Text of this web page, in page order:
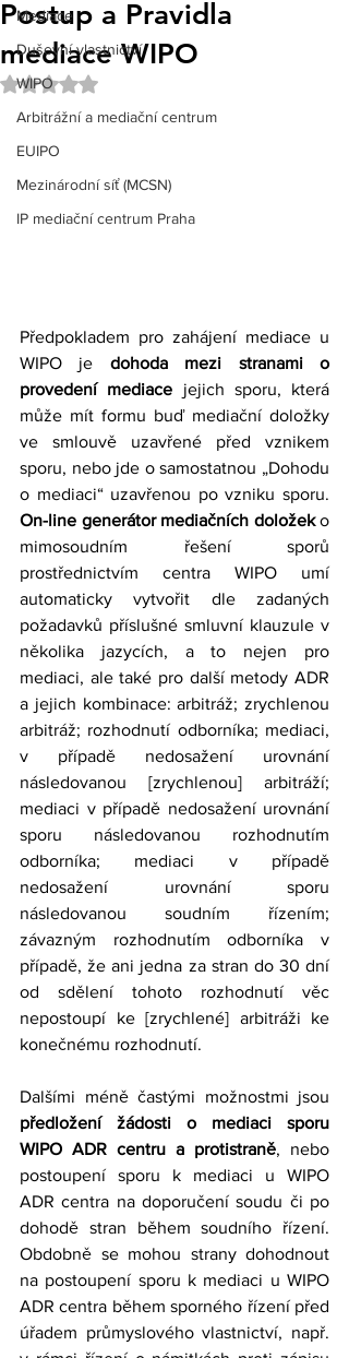
Mediace
Duševní vlastnictví
WIPO
Arbitrážní a mediační centrum
EUIPO
Mezinárodní síť (MCSN)
IP mediační centrum Praha
Postup a Pravidla
mediace WIPO
Hodnoceno NaN z 5 hvězdiček.
Předpokladem pro zahájení mediace u
WIPO je dohoda mezi stranami o
provedení mediace jejich sporu, která
může mít formu buď mediační doložky
ve smlouvě uzavřené před vznikem
sporu, nebo jde o samostatnou „Dohodu
On-line generátor mediačních doložek o
mimosoudním řešení sporů
prostřednictvím centra WIPO umí
automaticky vytvořit dle zadaných
požadavků příslušné smluvní klauzule v
několika jazycích, a to nejen pro
mediaci, ale také pro další metody ADR
a jejich kombinace: arbitráž; zrychlenou
arbitráž; rozhodnutí odborníka; mediaci,
v případě nedosažení urovnání
následovanou [zrychlenou] arbitráží;
mediaci v případě nedosažení urovnání
sporu následovanou rozhodnutím
odborníka; mediaci v případě
nedosažení urovnání sporu
následovanou soudním řízením;
závazným rozhodnutím odborníka v
případě, že ani jedna za stran do 30 dní
od sdělení tohoto rozhodnutí věc
nepostoupí ke [zrychlené] arbitráži ke
konečnému rozhodnutí.
předložení žádosti o mediaci sporu
WIPO ADR centru a protistraně, nebo
postoupení sporu k mediaci u WIPO
ADR centra na doporučení soudu či po
dohodě stran během soudního řízení.
Obdobně se mohou strany dohodnout
na postoupení sporu k mediaci u WIPO
ADR centra během sporného řízení před
úřadem průmyslového vlastnictví, např.